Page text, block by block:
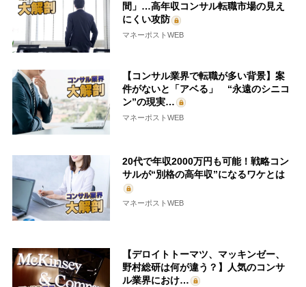
間」…高年収コンサル転職市場の見え
にくい攻防
マネーポストWEB
【コンサル業界で転職が多い背景】案
件がないと「アベる」 “永遠のシニコ
ン”の現実…
マネーポストWEB
20代で年収2000万円も可能！戦略コン
サルが“別格の高年収”になるワケとは
マネーポストWEB
【デロイトトーマツ、マッキンゼー、
野村総研は何が違う？】人気のコンサ
ル業界におけ…